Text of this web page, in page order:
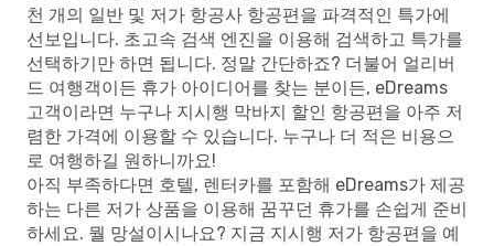
천 개의 일반 및 저가 항공사 항공편을 파격적인 특가에
선보입니다. 초고속 검색 엔진을 이용해 검색하고 특가를
선택하기만 하면 됩니다. 정말 간단하죠? 더불어 얼리버
드 여행객이든 휴가 아이디어를 찾는 분이든, eDreams
고객이라면 누구나 지시행 막바지 할인 항공편을 아주 저
렴한 가격에 이용할 수 있습니다. 누구나 더 적은 비용으
로 여행하길 원하니까요!
아직 부족하다면 호텔, 렌터카를 포함해 eDreams가 제공
하는 다른 저가 상품을 이용해 꿈꾸던 휴가를 손쉽게 준비
하세요. 뭘 망설이시나요? 지금 지시행 저가 항공편을 예